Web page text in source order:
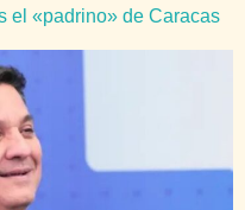
el «padrino» de Caracas